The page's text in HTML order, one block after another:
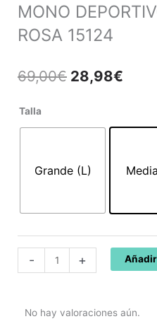
MONO
ROSA 15124
69,00€ El
28,98€
es:
Talla
Grande (L)
-
MONO
ROSA
+
No hay valoraciones aún.